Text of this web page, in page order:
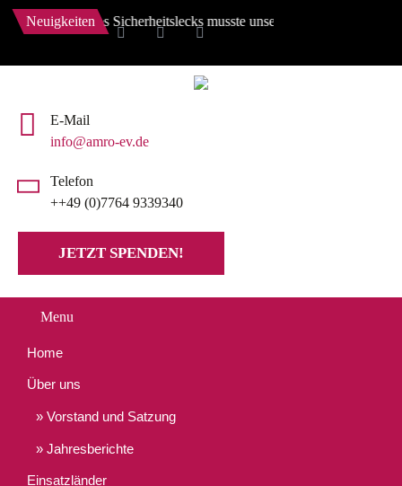
Neuigkeiten
wegen eines Sicherheitslecks musste unsere Website auf den
E-Mail
info@amro-ev.de
Telefon
++49 (0)7764 9339340
JETZT SPENDEN!
Menu
Home
Über uns
Vorstand und Satzung
Jahresberichte
Einsatzländer